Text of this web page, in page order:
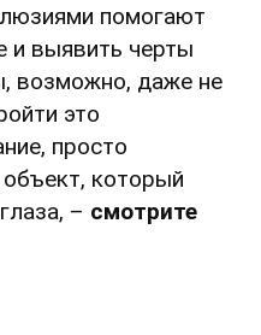
помогают
и выявить черты
возможно, даже не
это
просто
который
– смотрите